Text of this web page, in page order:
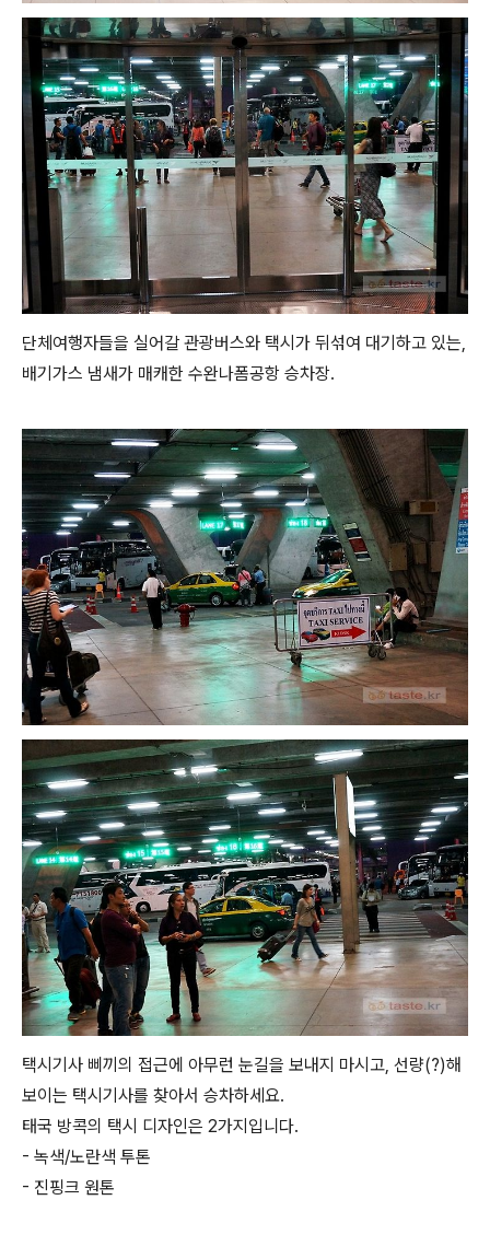
단체여행자들을 실어갈 관광버스와 택시가 뒤섞여 대기하고 있는,
배기가스 냄새가 매캐한 수완나폼공항 승차장.
택시기사 삐끼의 접근에 아무런 눈길을 보내지 마시고, 선량(?)해
보이는 택시기사를 찾아서 승차하세요.
태국 방콕의 택시 디자인은 2가지입니다.
- 녹색/노란색 투톤
- 진핑크 원톤